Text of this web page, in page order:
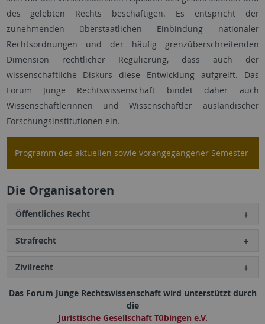
des gelebten Rechts beschäftigen. Es entspricht der
zunehmenden überstaatlichen Einbindung nationaler
Rechtsordnungen und der häufig grenzüberschreitenden
Dimension rechtlicher Regulierung, dass auch der
wissenschaftliche Diskurs diese Entwicklung aufgreift. Das
Forum Junge Rechtswissenschaft bindet daher auch
Wissenschaftlerinnen und Wissenschaftler ausländischer
Forschungsinstitutionen ein.
Programm des aktuellen sowie vorangegangener Semester
Die Organisatoren
Öffentliches Recht
Strafrecht
Zivilrecht
Das Forum Junge Rechtswissenschaft wird unterstützt durch
die
Juristische Gesellschaft Tübingen e.V.